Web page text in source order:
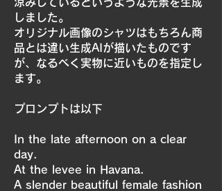
しました。
オリジナル画像のシャツはもちろん商
品とは違い生成AIが描いたものです
が、なるべく実物に近いものを指定し
ます。
プロンプトは以下
In the late afternoon on a clear
day.
At the levee in Havana.
A slender beautiful female fashion